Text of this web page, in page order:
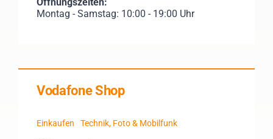
Montag - Samstag: 10:00 - 19:00 Uhr
Vodafone Shop
Einkaufen Technik, Foto & Mobilfunk